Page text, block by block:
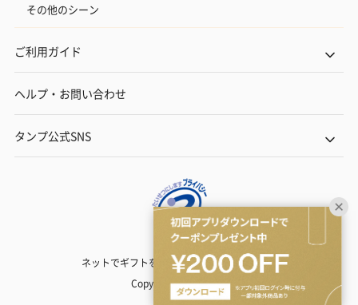
その他のシーン
ご利用ガイド
ヘルプ・お問い合わせ
タンプ公式SNS
ネットでギフトを贈るなら | TANP（タンプ）
Copyright© TANP Inc.